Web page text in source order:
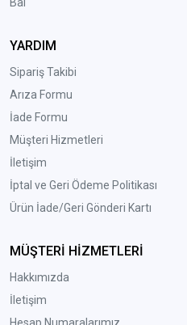
YARDIM
Sipariş Takibi
Arıza Formu
İade Formu
Müşteri Hizmetleri
İletişim
İptal ve Geri Ödeme Politikası
Ürün İade/Geri Gönderi Kartı
MÜŞTERİ HİZMETLERİ
Hakkımızda
İletişim